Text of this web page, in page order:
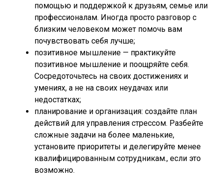
помощью и поддержкой к друзьям, семье или
профессионалам. Иногда просто разговор с
близким человеком может помочь вам
почувствовать себя лучше;
позитивное мышление — практикуйте
позитивное мышление и поощряйте себя.
Сосредоточьтесь на своих достижениях и
умениях, а не на своих неудачах или
недостатках;
планирование и организация: создайте план
действий для управления стрессом. Разбейте
сложные задачи на более маленькие,
установите приоритеты и делегируйте менее
квалифицированным сотрудникам., если это
возможно.